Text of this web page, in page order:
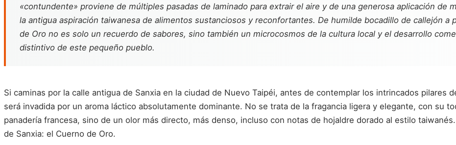
«contundente» proviene de múltiples pasadas de laminado para extrair el aire y de una generosa aplicación de
la antigua aspiración taiwanesa de alimentos sustanciosos y reconfortantes. De humilde bocadillo de callejón a
de Oro no es solo un recuerdo de sabores, sino también un microcosmos de la cultura local y el desarrollo
distintivo de este pequeño pueblo.
Si caminas por la calle antigua de Sanxia en la ciudad de Nuevo Taipéi, antes de contemplar los intrincados pilares
será invadida por un aroma láctico absolutamente dominante. No se trata de la fragancia ligera y elegante, con su
panadería francesa, sino de un olor más directo, más denso, incluso con notas de hojaldre dorado al estilo
de Sanxia: el Cuerno de Oro.